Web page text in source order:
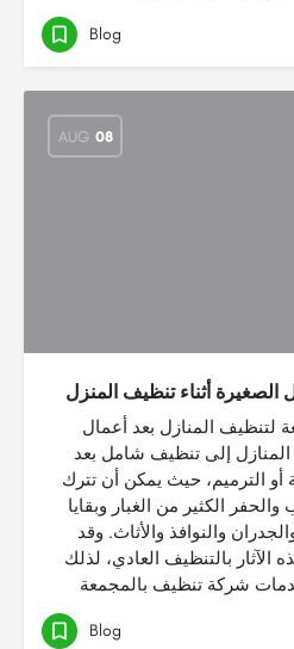
Blog
AUG 08
الصغيرة أثناء تنظيف المنزل
لتنظيف المنازل بعد أعمال
المنازل إلى تنظيف شامل بعد
أو الترميم، حيث يمكن أن تترك
الكثير من الغبار وبقايا
والنوافذ والأثاث. وقد
بالتنظيف العادي، لذلك
Blog